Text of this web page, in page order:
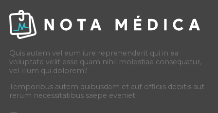
Quis autem vel eum iure reprehenderit qui in ea
voluptate velit esse quam nihil molestiae consequatur,
vel illum qui dolorem?
Temporibus autem quibusdam et aut officiis debitis aut
rerum necessitatibus saepe eveniet.